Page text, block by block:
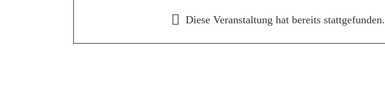
Diese Veranstaltung hat bereits stattgefunden.